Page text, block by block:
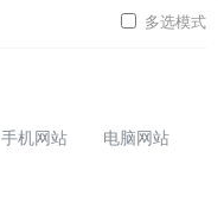
多选模式
手机网站 电脑网站